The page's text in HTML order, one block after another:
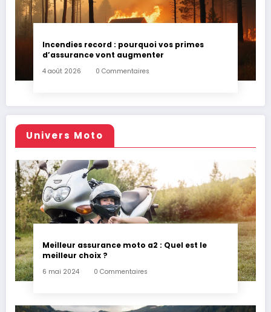
Incendies record : pourquoi vos primes
d’assurance vont augmenter
4 août 2026 0 Commentaires
Univers Moto
Meilleur assurance moto a2 : Quel est le
meilleur choix ?
6 mai 2024 0 Commentaires